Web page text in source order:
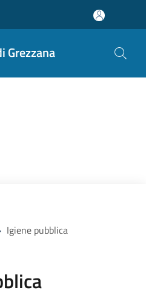
Grezzana
Igiene pubblica